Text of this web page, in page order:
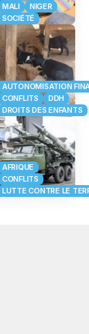
MALI
NIGER
SOCIÉTÉ
AUTONOMISATION
CONFLITS
DDH
DROITS DES ENFANTS
AFRIQUE
CONFLITS
LUTTE CONTRE LE